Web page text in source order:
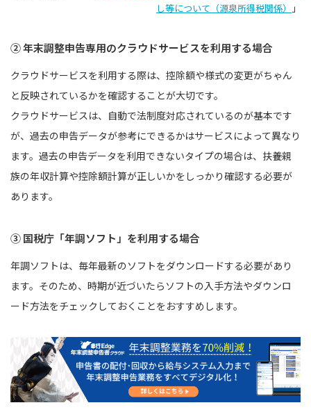
し等について（源泉所得税関係）
」
② 年末調整申告専用のクラウドサービスを利用する場合
クラウドサービスを利用する際は、控除額や様式の変更がちゃん
と反映されているかを確認することが大切です。
クラウドサービスは、自動で法制度対応されているのが基本です
が、過去の申告データが参考にできるかはサービスによって異なり
ます。過去の申告データを利用できないタイプの場合は、扶養親
族の年収計算や控除額計算が正しいかをしっかり確認する必要が
あります。
③ 国税庁「年調ソフト」を利用する場合
年調ソフトは、毎年最新のソフトをダウンロードする必要があり
ます。そのため、時期が近づいたらソフトの入手方法やダウンロ
ード方法をチェックしておくことをおすすめします。